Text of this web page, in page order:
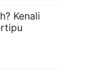
Kenali